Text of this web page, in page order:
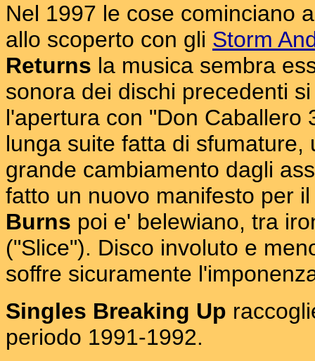
Nel 1997 le cose cominciano
allo scoperto con gli Storm
Returns la musica sembra
sonora dei dischi precedenti
l'apertura con "Don Caballero
lunga suite fatta di
grande cambiamento dagli
fatto un nuovo manifesto per
Burns poi e' belewiano, tra
("Slice"). Disco involuto e
soffre sicuramente
Singles Breaking Up
periodo 1991-1992.